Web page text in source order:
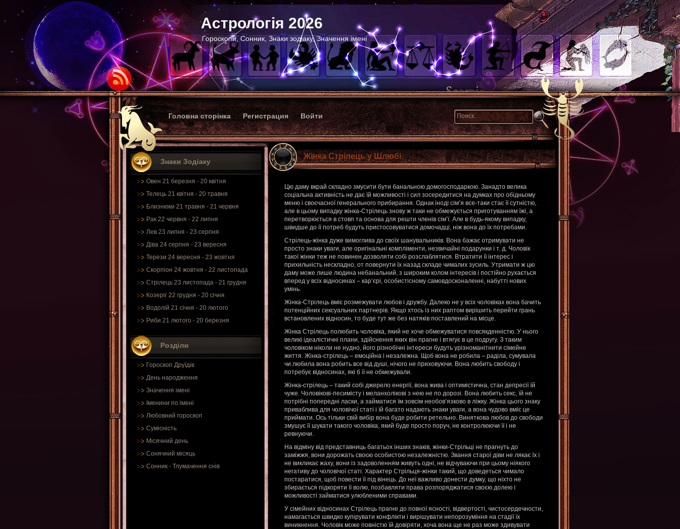
Астрологія 2026
Гороскопи, Сонник, Знаки зодіаку, Значення імені
Головна сторінка Регистрация Войти
Знаки Зодіаку
Овен 21 березня - 20 квітня
Телець 21 квітня - 20 травня
Близнюки 21 травня - 21 червня
Рак 22 червня - 22 липня
Лев 23 липня - 23 серпня
Діва 24 серпня - 23 вересня
Терези 24 вересня - 23 жовтня
Скорпіон 24 жовтня - 22 листопада
Стрілець 23 листопада - 21 грудня
Козеріг 22 грудня - 20 січня
Водолій 21 січня - 20 лютого
Риби 21 лютого - 20 березня
Розділи
Гороскоп Друїдів
День народження
Значення імені
Іменини по імені
Любовний гороскоп
Сумісність
Місячний день
Сонячний місяць
Сонник - Тлумачення снів
Жінка Стрілець у Шлюбі
Цю даму вкрай складно змусити бути банальною домогосподаркою. Занадто велика
соціальна активність не дає їй можливості і сил зосередитися на думках про обідньому
меню і своєчасної генерального прибирання. Однак іноді сім’я все-таки стає її сутністю,
але в цьому випадку жінка-Стрілець знову ж таки не обмежується приготуванням їжі, а
перетворюється в стовп та основа для решти членів сім’ї. Але в будь-якому випадку,
швидше до її потреб будуть пристосовуватися домочадці, ніж вона до їх потребами.
Стрілець-жінка дуже вимоглива до своїх шанувальників. Вона бажає отримувати не
просто знаки уваги, але оригінальні компліменти, незвичайні подарунки і т. д. Чоловік
такої жінки теж не повинен дозволяти собі розслаблятися. Втратити її інтерес і
прихильність нескладно, от повернути їх назад складе чималих зусиль. Утримати ж цю
даму може лише людина небанальний, з широким колом інтересів і постійно рухається
вперед у всіх відносинах – кар’єрі, особистісному самовдосконаленні, набутті нових
умінь.
Жінка-Стрілець вміє розмежувати любов і дружбу. Далеко не у всіх чоловіках вона бачить
потенційних сексуальних партнерів. Якщо хтось із них раптом вирішить перейти грань
встановлених відносин, то буде тут же без натяків поставлений на місце.
Жінка Стрілець полюбить чоловіка, який не хоче обмежуватися повсякденністю. У нього
великі ідеалістичні плани, здійснення яких він прагне і втягує в це подругу. З таким
чоловіком ніколи не нудно, його різнобічні інтереси будуть урізноманітнити сімейне
життя. Жінка-стрілець – емоційна і незалежна. Щоб вона не робила – раділа, сумувала
чи любила вона робить все від душі, нічого не приховуючи. Вона любить свободу і
потребує відносинах, які б її не обмежували.
Жінка-стрілець – такий собі джерело енергії, вона жива і оптимістична, стан депресії їй
чуже. Чоловікові-песимісту і меланхолікові з нею не по дорозі. Вона любить секс, їй не
потрібні попередні ласки, а займатися їм зовсім необов’язково в ліжку. Жінка цього знаку
приваблива для чоловічої статі і їй багато надають знаки уваги, а вона чудово вміє це
приймати. Ось тільки свій вибір вона буде робити ретельно. Виняткова любов до свободи
змушує її шукати такого чоловіка, який буде просто поруч, не контролюючи її і не
ревнуючи.
На відміну від представниць багатьох інших знаків, жінки-Стрільці не прагнуть до
заміжжя, вони дорожать своєю особистою незалежністю. Звання старої діви не лякає їх і
не викликає жаху, вони із задоволенням живуть одні, не відчуваючи при цьому ніякого
негативу до чоловічої статі. Характер Стрільця-жінки такий, що доведеться чимало
постаратися, щоб повести її під вінець. До неї важливо донести думку, що ніхто не
збирається підкоряти її волю, позбавляти права розпоряджатися своєю долею і
можливості займатися улюбленими справами.
У сімейних відносинах Стрілець прагне до повної ясності, відвертості, чистосердечности,
намагається швидко купірувати конфлікти і вирішувати непорозуміння на стадії їх
виникнення. Чоловік може повністю їй довіряти, хоча вона ще не раз може здивувати